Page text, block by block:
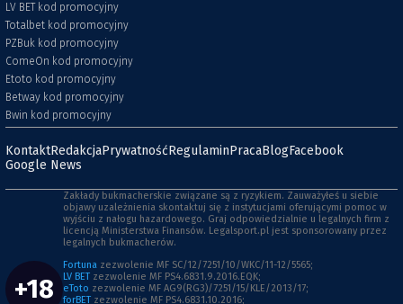
LV BET kod promocyjny
Totalbet kod promocyjny
PZBuk kod promocyjny
ComeOn kod promocyjny
Etoto kod promocyjny
Betway kod promocyjny
Bwin kod promocyjny
KontaktRedakcjaPrywatnośćRegulaminPracaBlogFacebook
Google News
+18
Zakłady bukmacherskie związane są z ryzykiem. Zauważyłeś u siebie
objawy uzależnienia skontaktuj się z instytucjami oferującymi pomoc w
wyjściu z nałogu hazardowego. Graj odpowiedzialnie u legalnych firm z
licencją Ministerstwa Finansów. Legalsport.pl jest sponsorowany przez
legalnych bukmacherów.
Fortuna zezwolenie MF SC/12/7251/10/WKC/11-12/5565;
LV BET zezwolenie MF PS4.6831.9.2016.EQK;
eToto zezwolenie MF AG9(RG3)/7251/15/KLE/2013/17;
forBET zezwolenie MF PS4.6831.10.2016;